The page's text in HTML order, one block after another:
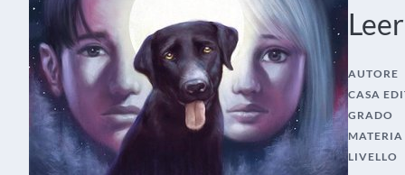
AUTORE
CASA
GRADO
MATERIA
LIVELLO